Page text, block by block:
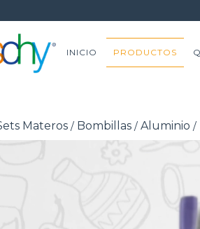
INICIO PRODUCTOS
Materos / Bombillas / Aluminio /